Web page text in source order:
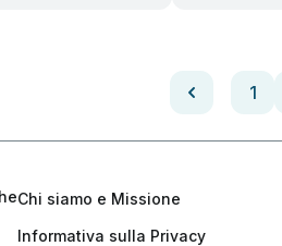
1
Chi siamo e Missione
Informativa sulla Privacy